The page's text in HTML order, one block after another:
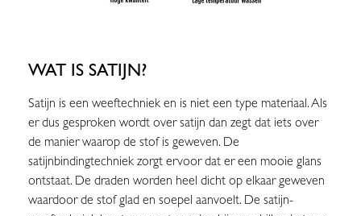
WAT IS SATIJN?
Satijn is een weeftechniek en is niet een type materiaal. Als
er dus gesproken wordt over satijn dan zegt dat iets over
de manier waarop de stof is geweven. De
satijnbindingtechniek zorgt ervoor dat er een mooie glans
ontstaat. De draden worden heel dicht op elkaar geweven
waardoor de stof glad en soepel aanvoelt. De satijn-